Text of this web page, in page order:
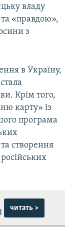
владу
«правдою»,
з
в Україну,
Крім того,
карту» із
програма
створення
читать >